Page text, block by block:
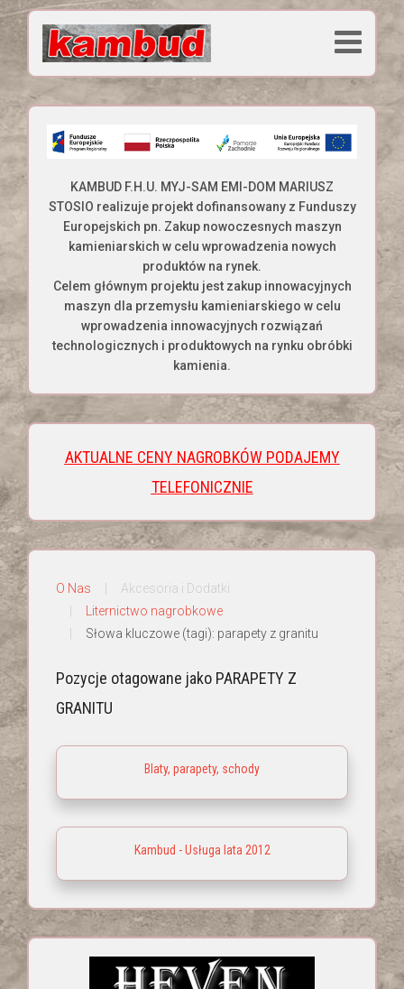
KAMBUD F.H.U. MYJ-SAM EMI-DOM MARIUSZ
STOSIO realizuje projekt dofinansowany z Funduszy
Europejskich pn. Zakup nowoczesnych maszyn
kamieniarskich w celu wprowadzenia nowych
produktów na rynek.
Celem głównym projektu jest zakup innowacyjnych
maszyn dla przemysłu kamieniarskiego w celu
wprowadzenia innowacyjnych rozwiązań
technologicznych i produktowych na rynku obróbki
kamienia.
AKTUALNE CENY NAGROBKÓW PODAJEMY
TELEFONICZNIE
O Nas
Akcesoria i Dodatki
Liternictwo nagrobkowe
Słowa kluczowe (tagi): parapety z granitu
Pozycje otagowane jako PARAPETY Z
GRANITU
Blaty, parapety, schody
Kambud - Usługa lata 2012